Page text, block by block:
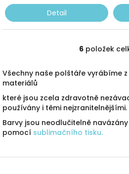
Detail
O
l
a
c
í
p
k
6 položek
Všechny naše polštáře vyrábíme
materiálů
které jsou zcela zdravotně
používány i těmi nejzranitelnějšími.
Barvy jsou neodlučitelně
pomocí sublimačního tisku.